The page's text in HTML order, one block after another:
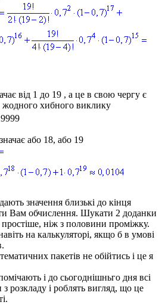
від 1 до 19 , а це в свою чергу є
хибного виклику
або 18, або 19
значення близькі до кінця
Вам обчислення. Шукати 2 доданки
ніж з половини проміжку.
на калькуляторі, якщо б в умові
пакетів не обійтись і це я
і до сьогоднішньго дня всі
розкладу і роблять вигляд, що це